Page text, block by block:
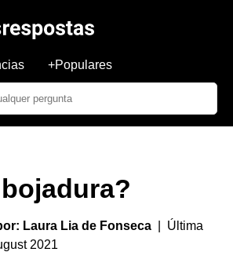
+Populares
Laura Lia de Fonseca | Última
2021